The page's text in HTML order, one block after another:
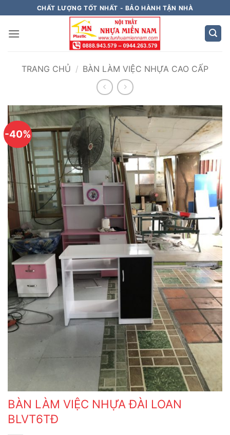
qua
nội
CHẤT LƯỢNG TỐT NHẤT - BẢO HÀNH TẬN NHÀ
TRANG CHỦ / BÀN LÀM VIỆC NHỰA CAO CẤP
-40%
BÀN LÀM VIỆC NHỰA ĐÀI LOAN
BLVT6TĐ